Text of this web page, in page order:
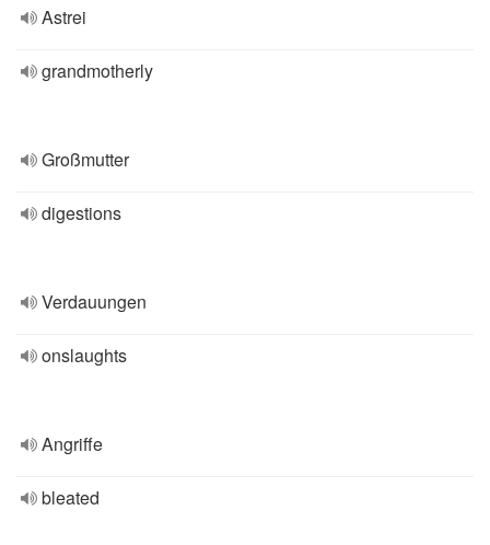
Astrei
grandmotherly
Großmutter
digestions
Verdauungen
onslaughts
Angriffe
bleated